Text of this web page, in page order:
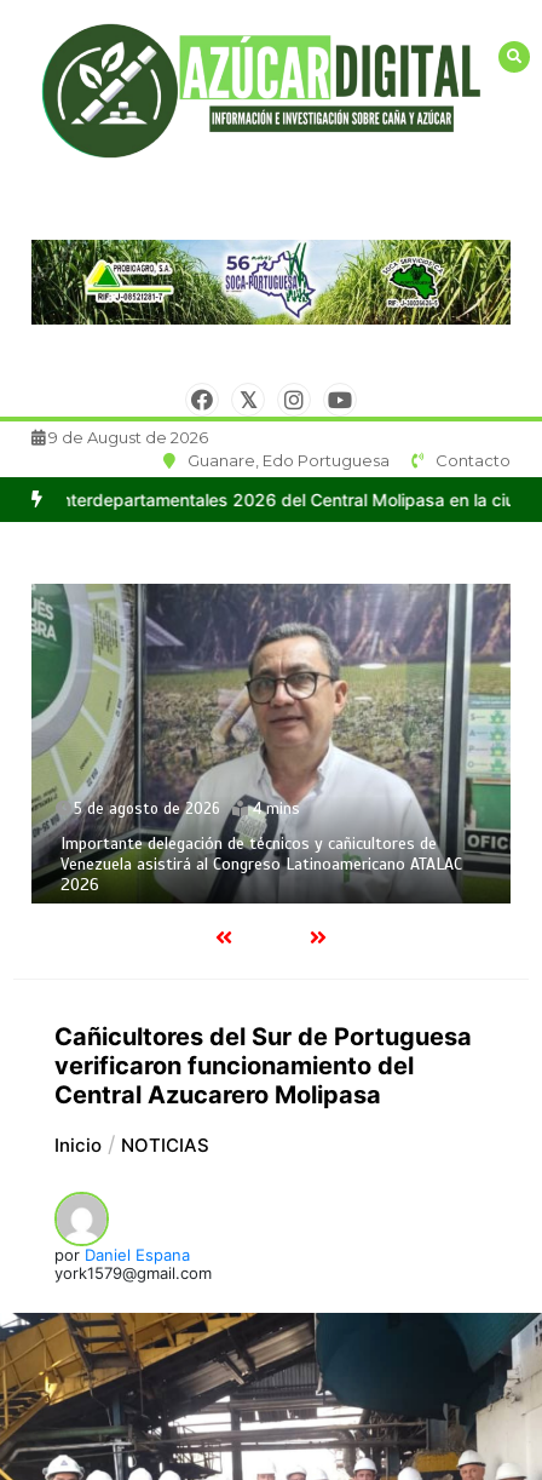
contenido
9 de August de 2026
Guanare, Edo Portuguesa
Contacto
2026 del Central Molipasa en la ciudad de Guanare
5 de agosto de 2026 4 mins
Importante delegación de técnicos y cañicultores de
Venezuela asistirá al Congreso Latinoamericano ATALAC
2026
Cañicultores del Sur de Portuguesa
verificaron funcionamiento del
Central Azucarero Molipasa
Inicio NOTICIAS
por Daniel Espana
york1579@gmail.com